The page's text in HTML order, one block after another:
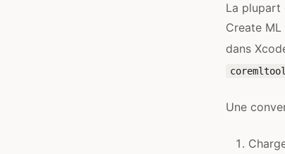
La plupart
Create ML
dans
Une